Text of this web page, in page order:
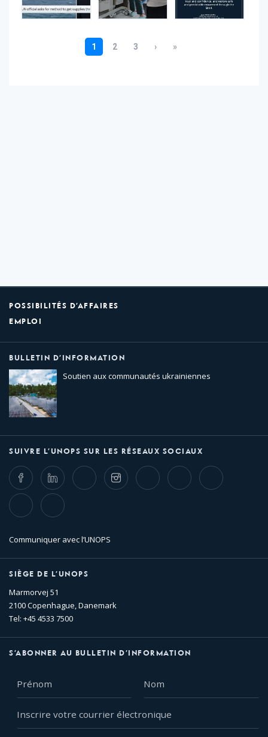
POSSIBILITÉS D’AFFAIRES
EMPLOI
BULLETIN D’INFORMATION
Soutien aux communautés ukrainiennes
SUIVRE L’UNOPS SUR LES RÉSEAUX SOCIAUX
FacebookLinkedIn Twitter InstagramWhatsappBluesky Threads
TikTok Flickr
Communiquer avec l’UNOPS
SIÈGE DE L’UNOPS
Marmorvej 51
2100 Copenhague, Danemark
Tel: +45 4533 7500
S’ABONNER AU BULLETIN D’INFORMATION
votre